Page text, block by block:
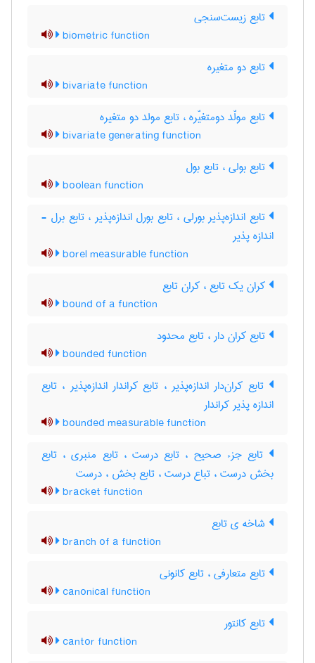
تابع زیست‌سنجی
biometric function
تابع دو متغیره
bivariate function
تابع مولّد دومتغیّره ، تابع مولد دو متغیره
bivariate generating function
تابع بولی ، تابع بول
boolean function
تابع اندازه‌پذیر بورلی ، تابع بورل اندازه‌پذیر ، تابع برل -
اندازه پذیر
borel measurable function
کران یک تابع ، کران تابع
bound of a function
تابع کران دار ، تابع محدود
bounded function
تابع کران‌دار اندازه‌پذیر ، تابع کراندار اندازه‌پذیر ، تابع
اندازه پذیر کراندار
bounded measurable function
تابع جزء صحیح ، تابع درست ، تابع منبری ، تابع
بخش درست ، تباع درست ، تابع بخش ، درست
bracket function
شاخه ی تابع
branch of a function
تابع متعارفی ، تابع کانونی
canonical function
تابع کانتور
cantor function